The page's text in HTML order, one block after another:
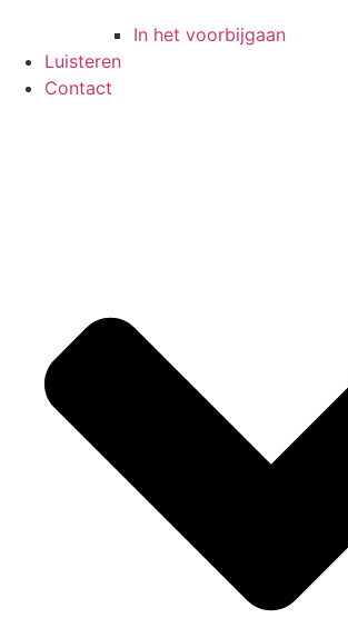
In het voorbijgaan
Luisteren
Contact